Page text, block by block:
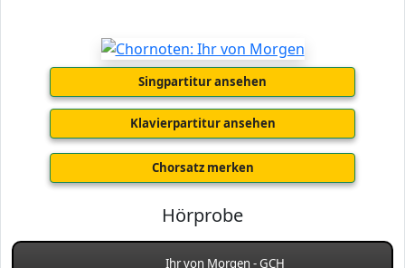
Singpartitur ansehen
Klavierpartitur ansehen
Chorsatz merken
Hörprobe
Ihr von Morgen - GCH